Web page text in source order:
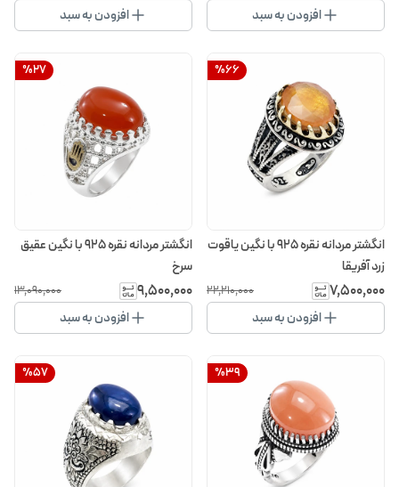
افزودن به سبد افزودن به سبد
%66
انگشتر مردانه نقره 925 با نگین یاقوت
زرد آفریقا
۷٬۵۰۰٬۰۰۰ ۲۲٬۲۱۰٬۰۰۰
افزودن به سبد
%27
انگشتر مردانه نقره 925 با نگین عقیق
سرخ
۹٬۵۰۰٬۰۰۰ ۱۳٬۰۹۰٬۰۰۰
افزودن به سبد
%39
%57